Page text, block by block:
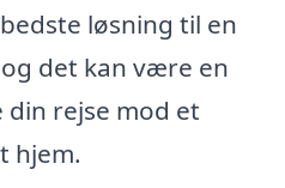
løsning til en
det kan være en
rejse mod et
hjem.